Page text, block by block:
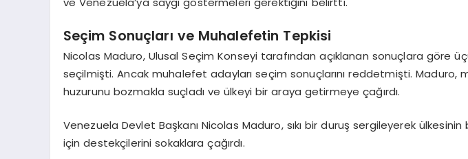
Seçim Sonuçları ve Muhalefetin Tepkisi
Nicolas Maduro, Ulusal Seçim Konseyi tarafından açıklanan sonuçlara göre
seçilmişti. Ancak muhalefet adayları seçim sonuçlarını reddetmişti. Maduro,
huzurunu bozmakla suçladı ve ülkeyi bir araya getirmeye çağırdı.
Venezuela Devlet Başkanı Nicolas Maduro, sıkı bir duruş sergileyerek ülkesinin
için destekçilerini sokaklara çağırdı.